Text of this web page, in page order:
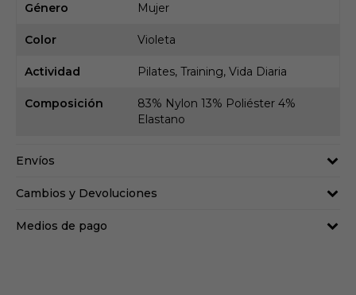
Envíos
Cambios y Devoluciones
Medios de pago
Género Mujer
Color Violeta
Actividad Pilates, Training, Vida Diaria
Composición
83% Nylon 13% Poliéster 4%
Elastano